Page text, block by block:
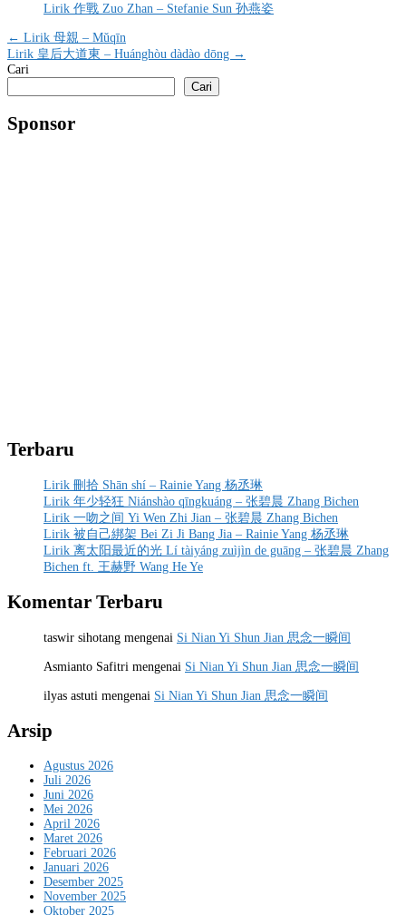
Lirik 作戰 Zuo Zhan – Stefanie Sun 孙燕姿
Navigasi
pos
← Lirik 母親 – Mǔqīn
Lirik 皇后大道東 – Huánghòu dàdào dōng →
Cari
Cari
Sponsor
Terbaru
Lirik 刪拾 Shān shí – Rainie Yang 杨丞琳
Lirik 年少轻狂 Niánshào qīngkuáng – 张碧晨 Zhang Bichen
Lirik 一吻之间 Yi Wen Zhi Jian – 张碧晨 Zhang Bichen
Lirik 被自己綁架 Bei Zi Ji Bang Jia – Rainie Yang 杨丞琳
Lirik 离太阳最近的光 Lí tàiyáng zuìjìn de guāng – 张碧晨 Zhang
Bichen ft. 王赫野 Wang He Ye
Komentar Terbaru
taswir sihotang mengenai Si Nian Yi Shun Jian 思念一瞬间
Asmianto Safitri mengenai Si Nian Yi Shun Jian 思念一瞬间
ilyas astuti mengenai Si Nian Yi Shun Jian 思念一瞬间
Arsip
Agustus 2026
Juli 2026
Juni 2026
Mei 2026
April 2026
Maret 2026
Februari 2026
Januari 2026
Desember 2025
November 2025
Oktober 2025